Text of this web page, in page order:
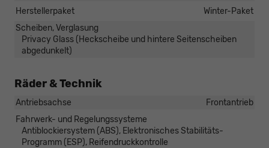
Herstellerpaket
Winter-Paket
Scheiben, Verglasung
Privacy Glass (Heckscheibe und hintere Seitenscheiben
abgedunkelt)
Räder & Technik
Antriebsachse
Frontantrieb
Fahrwerk- und Regelungssysteme
Antiblockiersystem (ABS), Elektronisches Stabilitäts-
Programm (ESP), Reifendruckkontrolle